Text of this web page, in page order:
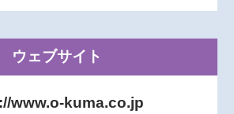
ウェブサイト
www.o-kuma.co.jp